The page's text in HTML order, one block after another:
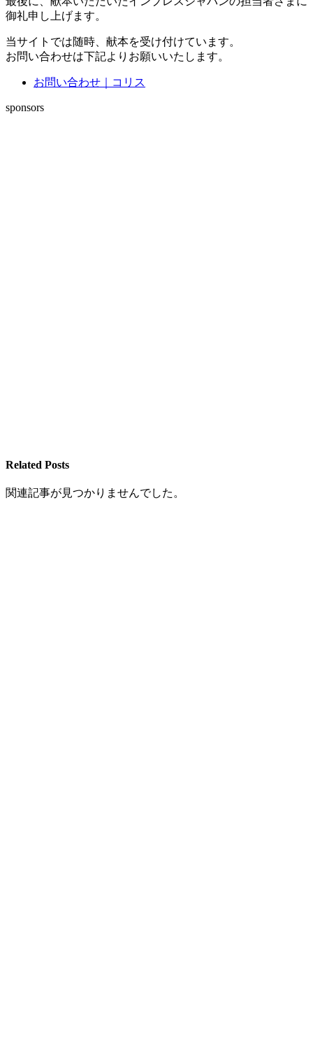
御礼申し上げます。
当サイトでは随時、献本を受け付けています。
お問い合わせは下記よりお願いいたします。
お問い合わせ｜コリス
sponsors
Related Posts
関連記事が見つかりませんでした。